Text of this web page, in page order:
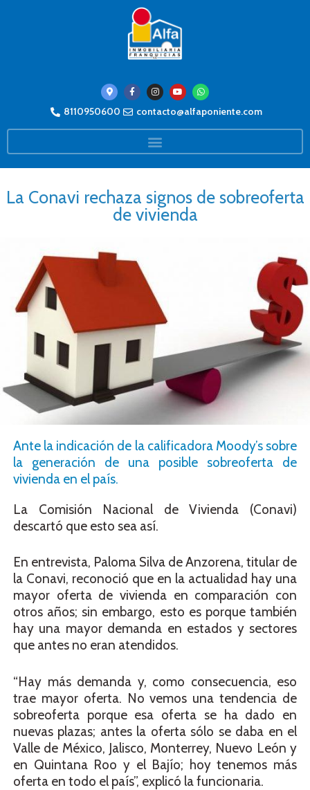
8110950600 contacto@alfaponiente.com
La Conavi rechaza signos de sobreoferta
de vivienda
Ante la indicación de la calificadora Moody’s sobre
la generación de una posible sobreoferta de
vivienda en el país.
La Comisión Nacional de Vivienda (Conavi)
descartó que esto sea así.
En entrevista, Paloma Silva de Anzorena, titular de
la Conavi, reconoció que en la actualidad hay una
mayor oferta de vivienda en comparación con
otros años; sin embargo, esto es porque también
hay una mayor demanda en estados y sectores
que antes no eran atendidos.
“Hay más demanda y, como consecuencia, eso
trae mayor oferta. No vemos una tendencia de
sobreoferta porque esa oferta se ha dado en
nuevas plazas; antes la oferta sólo se daba en el
Valle de México, Jalisco, Monterrey, Nuevo León y
en Quintana Roo y el Bajío; hoy tenemos más
oferta en todo el país”, explicó la funcionaria.